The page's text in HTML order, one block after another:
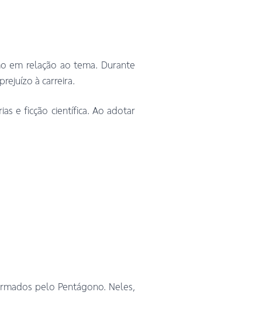
em relação ao tema. Durante
à carreira.
e ficção científica. Ao adotar
pelo Pentágono. Neles,